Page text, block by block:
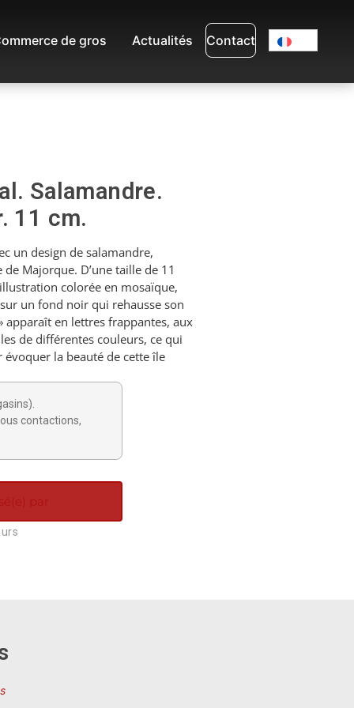
de gros Actualités Contact
Salamandre.
11 cm.
un design de salamandre,
Majorque. D’une taille de 11
colorée en mosaïque,
un fond noir qui rehausse son
apparaît en lettres frappantes, aux
de différentes couleurs, ce qui
la beauté de cette île
contactions,
par